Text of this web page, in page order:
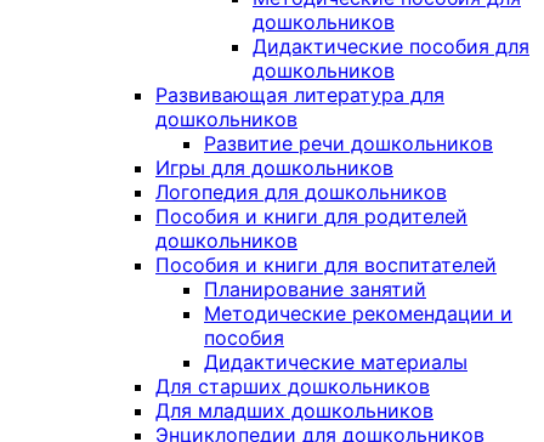
дошкольников
Дидактические пособия для
дошкольников
Развивающая литература для
дошкольников
Развитие речи дошкольников
Игры для дошкольников
Логопедия для дошкольников
Пособия и книги для родителей
дошкольников
Пособия и книги для воспитателей
Планирование занятий
Методические рекомендации и
пособия
Дидактические материалы
Для старших дошкольников
Для младших дошкольников
Энциклопедии для дошкольников